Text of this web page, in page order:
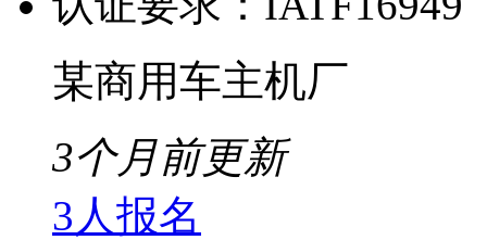
某商用车主机厂
3个月前更新
3人报名